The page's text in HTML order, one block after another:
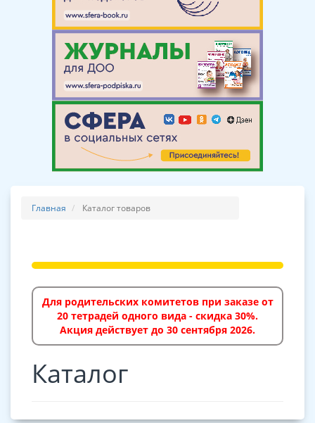
Главная Каталог товаров
Для родительских комитетов при заказе от
20 тетрадей одного вида - скидка 30%.
Акция действует до 30 сентября 2026.
Каталог